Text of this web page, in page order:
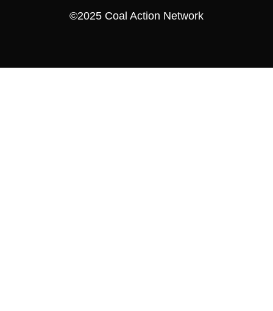
©2025 Coal Action Network